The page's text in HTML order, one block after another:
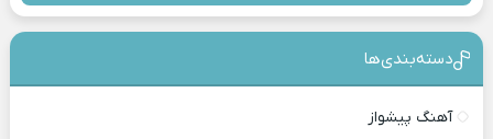
دسته‌بندی‎‌‌ها
آهنگ پیشواز